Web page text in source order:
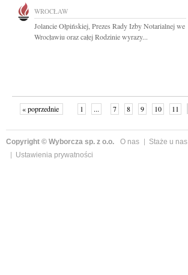
WROCŁAW
Jolancie Ołpińskiej, Prezes Rady Izby Notarialnej we
Wrocławiu oraz całej Rodzinie wyrazy...
« poprzednie 1 ... 7 8 9 10 11
Copyright © Wyborcza sp. z o.o. O nas Staże u nas
Ustawienia prywatności